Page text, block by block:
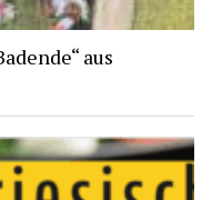
aus